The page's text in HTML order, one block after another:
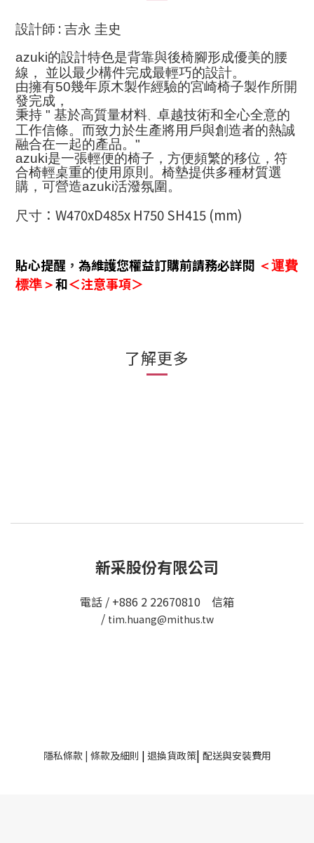
設計師 : 吉永 圭史
azuki的設計特色是背靠與後椅腳形成優美的腰
線， 並以最少構件完成最輕巧的設計。
由擁有50幾年原木製作經驗的宮崎椅子製作所開
發完成，
秉持 " 基於高質量材料、 卓越技術和全心全意的
工作信條。而致力於生產將用戶與創造者的熱誠
融合在一起的產品。"
azuki是一張輕便的椅子，方便頻繁的移位，符
合椅輕桌重的使用原則。椅墊提供多種材質選
購，可營造azuki活潑氛圍。
尺寸 ：W470xD485x H750 SH415 (mm)
貼心提醒 ， 為維護您權益訂購前請務必詳閱 ＜運費
標準＞和＜注意事項＞
了解更多
新采股份有限公司
電話 / +886 2 22670810 信箱
/ tim.huang@mithus.tw
隱私條款| 條款及細則 | 退換貨政策| 配送與安裝費用